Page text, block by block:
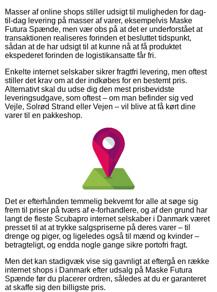
Masser af online shops stiller udsigt til muligheden for dag-
til-dag levering på masser af varer, eksempelvis Maske
Futura Spænde, men vær obs på at det er underforstået at
transaktionen realiseres forinden et besluttet tidspunkt,
sådan at de har udsigt til at kunne nå at få produktet
ekspederet forinden de logistikansatte får fri.
Enkelte internet selskaber sikrer fragtfri levering, men oftest
stiller det krav om at der indkøbes for en bestemt pris.
Alternativt skal du udse dig den mest prisbevidste
leveringsudgave, som oftest – om man befinder sig ved
Vejle, Solrød Strand eller Vejen – vil blive at få kørt dine
varer til en pakkeshop.
Det er efterhånden temmelig bekvemt for alle at søge sig
frem til priser på tværs af e-forhandlere, og af den grund har
langt de fleste Scubapro internet selskaber i Danmark været
presset til at at trykke salgspriserne på deres varer – til
drenge og piger, og ligeledes også til mænd og kvinder –
betragteligt, og endda nogle gange sikre portofri fragt.
Men det kan stadigvæk vise sig gavnligt at eftergå en række
internet shops i Danmark efter udsalg på Maske Futura
Spænde før du placerer ordren, således at du er garanteret
at skaffe sig den billigste pris.